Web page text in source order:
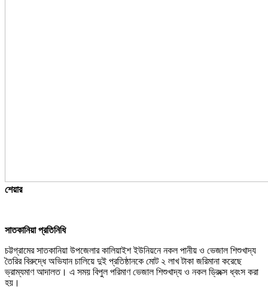
শেয়ার
সাতকানিয়া প্রতিনিধি
চট্টগ্রামের সাতকানিয়া উপজেলার কালিয়াইশ ইউনিয়নে নকল পানীয় ও ভেজাল শিশুখাদ্য
তৈরির বিরুদ্ধে অভিযান চালিয়ে দুই প্রতিষ্ঠানকে মোট ২ লাখ টাকা জরিমানা করেছে
ভ্রাম্যমাণ আদালত। এ সময় বিপুল পরিমাণ ভেজাল শিশুখাদ্য ও নকল ড্রিংক্স ধ্বংস করা
হয়।